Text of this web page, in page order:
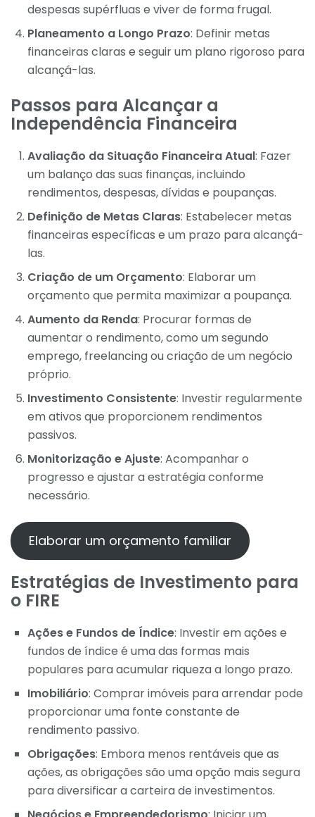
despesas supérfluas e viver de forma frugal.
Planeamento a Longo Prazo: Definir metas
financeiras claras e seguir um plano rigoroso para
alcançá-las.
Passos para Alcançar a
Independência Financeira
Avaliação da Situação Financeira Atual: Fazer
um balanço das suas finanças, incluindo
rendimentos, despesas, dívidas e poupanças.
Definição de Metas Claras: Estabelecer metas
financeiras específicas e um prazo para alcançá-
las.
Criação de um Orçamento: Elaborar um
orçamento que permita maximizar a poupança.
Aumento da Renda: Procurar formas de
aumentar o rendimento, como um segundo
emprego, freelancing ou criação de um negócio
próprio.
Investimento Consistente: Investir regularmente
em ativos que proporcionem rendimentos
passivos.
Monitorização e Ajuste: Acompanhar o
progresso e ajustar a estratégia conforme
necessário.
Elaborar um orçamento familiar
Estratégias de Investimento para
o FIRE
Ações e Fundos de Índice: Investir em ações e
fundos de índice é uma das formas mais
populares para acumular riqueza a longo prazo.
Imobiliário: Comprar imóveis para arrendar pode
proporcionar uma fonte constante de
rendimento passivo.
Obrigações: Embora menos rentáveis que as
ações, as obrigações são uma opção mais segura
para diversificar a carteira de investimentos.